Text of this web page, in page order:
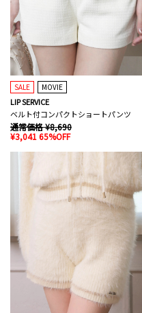
SALE MOVIE
LIP SERVICE
ベルト付コンパクトショートパンツ
通常価格 ¥8,690
¥3,041 65%OFF